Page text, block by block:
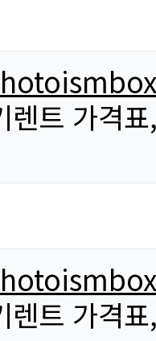
렌트 가격
렌트 가격